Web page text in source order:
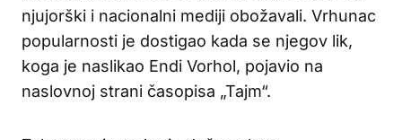
njujorški i nacionalni mediji obožavali. Vrhunac
popularnosti je dostigao kada se njegov lik,
koga je naslikao Endi Vorhol, pojavio na
naslovnoj strani časopisa „Tajm“.